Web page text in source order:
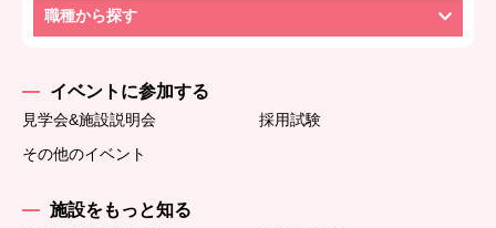
職種から探す
イベントに参加する
見学会&施設説明会
採用試験
その他のイベント
施設をもっと知る